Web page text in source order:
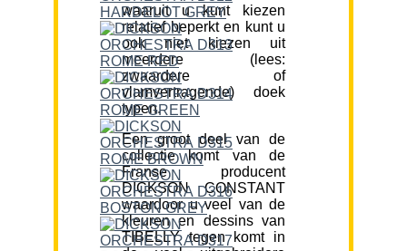
waaruit u kunt kiezen
relatief beperkt en kunt u
ook niet kiezen uit
meerdere (lees:
zwaardere of
vlamvertragende) doek
typen.
Een groot deel van de
collectie komt van de
Franse producent
DICKSON CONSTANT
waardoor u veel van de
kleuren en dessins van
TIBELLY tegen komt in